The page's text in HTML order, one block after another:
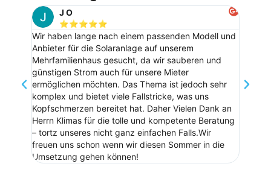
J O
⭐️⭐️⭐️⭐️⭐️
Wir haben lange nach einem passenden Modell und
Anbieter für die Solaranlage auf unserem
Mehrfamilienhaus gesucht, da wir sauberen und
günstigen Strom auch für unsere Mieter
ermöglichen möchten. Das Thema ist jedoch sehr
komplex und bietet viele Fallstricke, was uns
Kopfschmerzen bereitet hat. Daher Vielen Dank an
Herrn Klimas für die tolle und kompetente Beratung
– tortz unseres nicht ganz einfachen Falls.Wir
freuen uns schon wenn wir diesen Sommer in die
Umsetzung gehen können!